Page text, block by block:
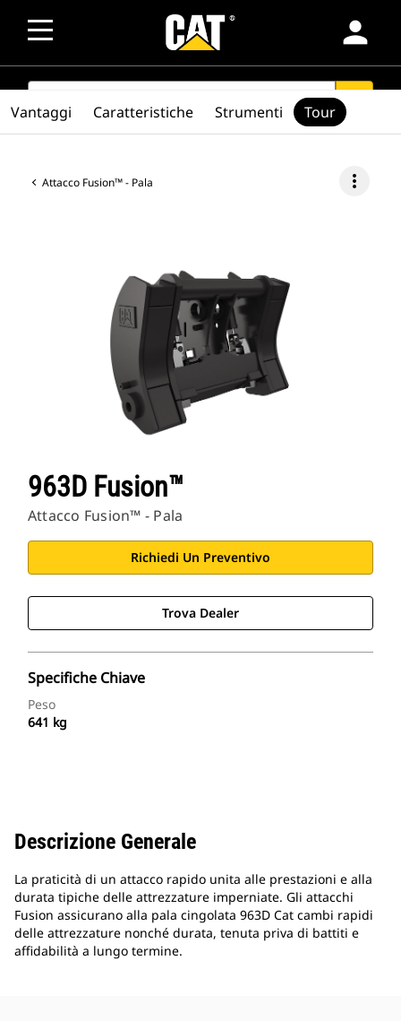
person
SEARCH search
Attacco Fusion™ - Pala more_vert
963D Fusion™
Attacco Fusion™ - Pala
Richiedi Un Preventivo
Trova Dealer
Specifiche Chiave
Peso
641 kg
Vantaggi Caratteristiche Strumenti Tour
Descrizione Generale
La praticità di un attacco rapido unita alle prestazioni e alla
durata tipiche delle attrezzature imperniate. Gli attacchi
Fusion assicurano alla pala cingolata 963D Cat cambi rapidi
delle attrezzature nonché durata, tenuta priva di battiti e
affidabilità a lungo termine.